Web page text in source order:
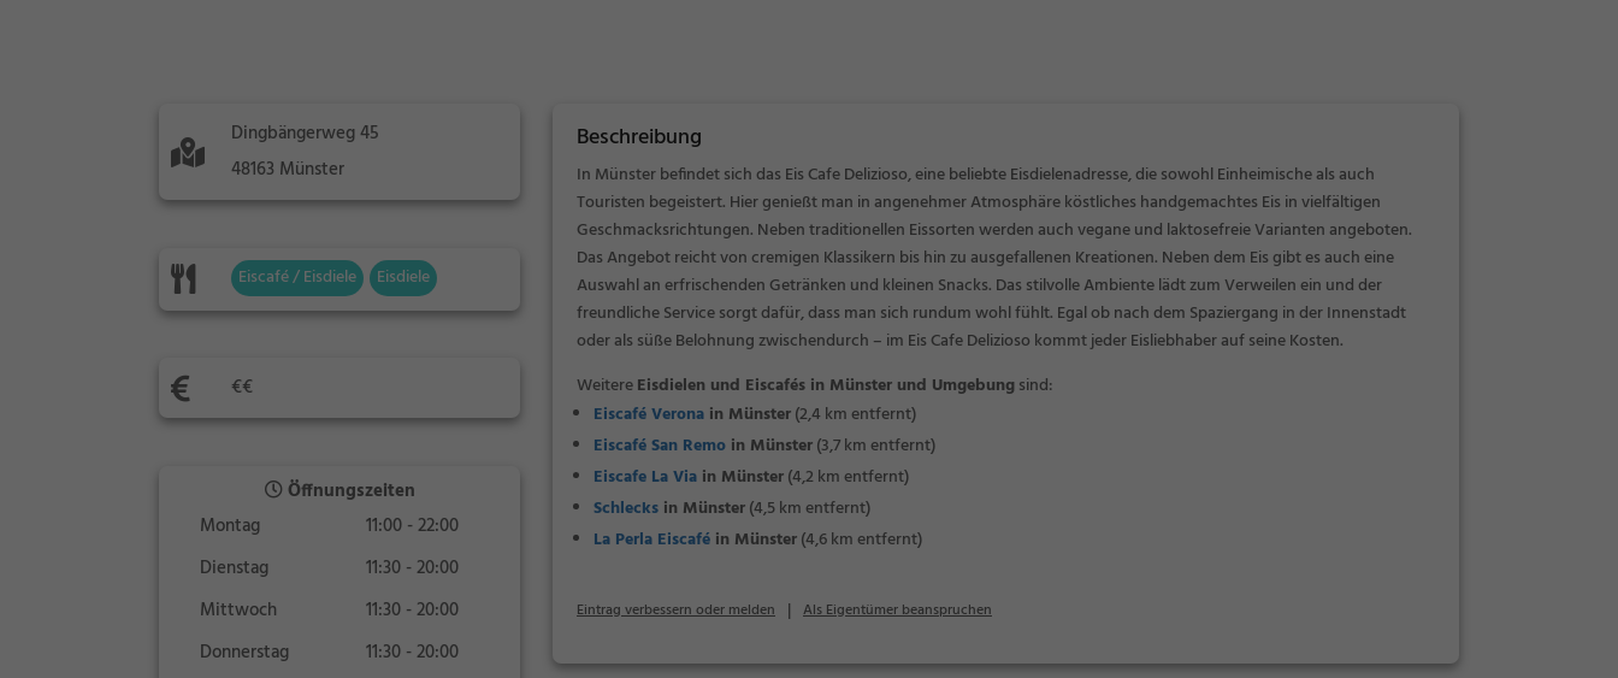
Dingbängerweg 45
48163 Münster
Eiscafé / Eisdiele Eisdiele
€€
Öffnungszeiten
Montag
11:00 - 22:00
Dienstag
11:30 - 20:00
Mittwoch
11:30 - 20:00
Donnerstag
11:30 - 20:00
Beschreibung
In Münster befindet sich das Eis Cafe Delizioso, eine beliebte Eisdielenadresse, die sowohl Einheimische als auch
Touristen begeistert. Hier genießt man in angenehmer Atmosphäre köstliches handgemachtes Eis in vielfältigen
Geschmacksrichtungen. Neben traditionellen Eissorten werden auch vegane und laktosefreie Varianten angeboten.
Das Angebot reicht von cremigen Klassikern bis hin zu ausgefallenen Kreationen. Neben dem Eis gibt es auch eine
Auswahl an erfrischenden Getränken und kleinen Snacks. Das stilvolle Ambiente lädt zum Verweilen ein und der
freundliche Service sorgt dafür, dass man sich rundum wohl fühlt. Egal ob nach dem Spaziergang in der Innenstadt
oder als süße Belohnung zwischendurch – im Eis Cafe Delizioso kommt jeder Eisliebhaber auf seine Kosten.
WeitereEisdielen und Eiscafés in Münster und Umgebungsind:
Eiscafé Verona in Münster(2,4 km entfernt)
Eiscafé San Remo in Münster(3,7 km entfernt)
Eiscafe La Via in Münster(4,2 km entfernt)
Schlecks in Münster(4,5 km entfernt)
La Perla Eiscafé in Münster(4,6 km entfernt)
Eintrag verbessern oder melden | Als Eigentümer beanspruchen